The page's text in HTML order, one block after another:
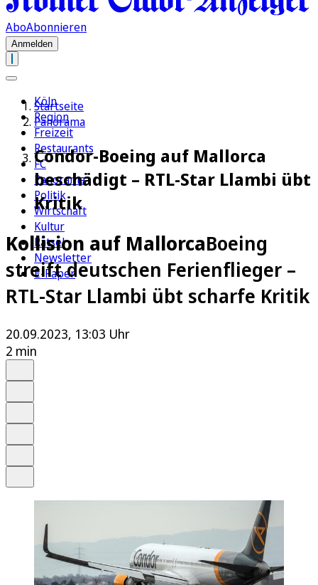
AboAbonnieren
Anmelden
Köln
Region
Freizeit
Restaurants
FC
Panorama
Politik
Wirtschaft
Kultur
Rätsel
Newsletter
E-Paper
Startseite
Panorama
Condor-Boeing auf Mallorca
beschädigt – RTL-Star Llambi übt
Kritik
Kollision auf MallorcaBoeing
streift deutschen Ferienflieger –
RTL-Star Llambi übt scharfe Kritik
20.09.2023, 13:03 Uhr
2 min